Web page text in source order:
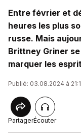
Entre février et
heures les plus
russe. Mais
Brittney Griner
marquer les
Publié: 03.08.2024 à
PartagerÉcouter